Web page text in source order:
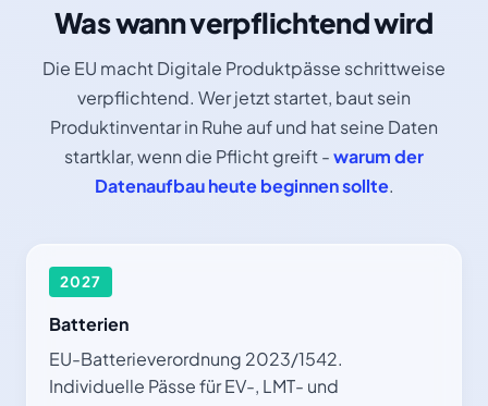
Was wann verpflichtend wird
Die EU macht Digitale Produktpässe schrittweise
verpflichtend. Wer jetzt startet, baut sein
Produktinventar in Ruhe auf und hat seine Daten
startklar, wenn die Pflicht greift -warum der
Datenaufbau heute beginnen sollte.
2027
Batterien
EU-Batterieverordnung 2023/1542.
Individuelle Pässe für EV-, LMT- und